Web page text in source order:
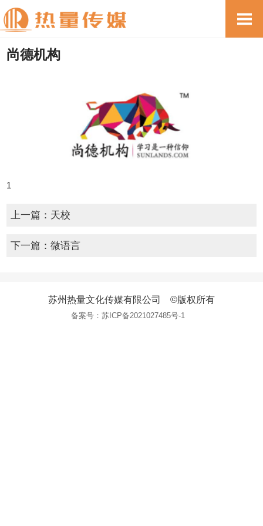
尚德机构
1
上一篇： 天校
下一篇： 微语言
苏州热量文化传媒有限公司 ©版权所有
备案号： 苏ICP备2021027485号-1